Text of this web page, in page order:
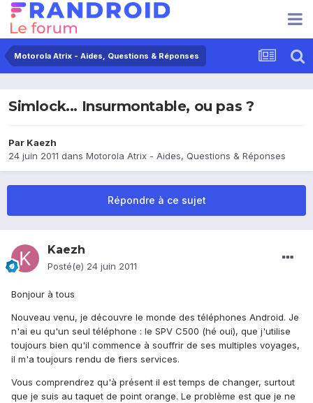
Motorola Atrix - Aides, Questions & Réponses
Simlock... Insurmontable, ou pas ?
Par Kaezh
24 juin 2011 dans Motorola Atrix - Aides, Questions & Réponses
Répondre à ce sujet
Kaezh
Posté(e) 24 juin 2011
Bonjour à tous
Nouveau venu, je découvre le monde des téléphones Android. Je
n'ai eu qu'un seul téléphone : le SPV C500 (hé oui), que j'utilise
toujours bien qu'il commence à souffrir de ses multiples voyages,
il m'a toujours rendu de fiers services.
Vous comprendrez qu'à présent il est temps de changer, surtout
que je suis au taquet de point orange. Le problème est que je ne